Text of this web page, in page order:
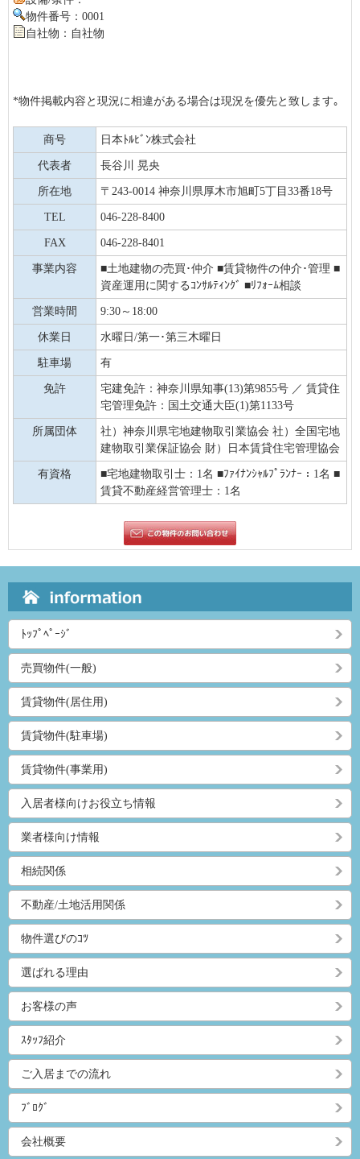
物件番号：0001
自社物：自社物
*物件掲載内容と現況に相違がある場合は現況を優先と致します｡
商号 日本ﾄﾙﾋﾞﾝ株式会社
代表者 長谷川 晃央
所在地 〒243-0014 神奈川県厚木市旭町5丁目33番18号
TEL 046-228-8400
FAX 046-228-8401
事業内容
■土地建物の売買･仲介 ■賃貸物件の仲介･管理 ■
資産運用に関するｺﾝｻﾙﾃｨﾝｸﾞ ■ﾘﾌｫｰﾑ相談
営業時間 9:30～18:00
休業日 水曜日/第一･第三木曜日
駐車場 有
免許
宅建免許：神奈川県知事(13)第9855号 ／ 賃貸住
宅管理免許：国土交通大臣(1)第1133号
所属団体
社）神奈川県宅地建物取引業協会 社）全国宅地
建物取引業保証協会 財）日本賃貸住宅管理協会
有資格
■宅地建物取引士：1名 ■ﾌｧｲﾅﾝｼｬﾙﾌﾟﾗﾝﾅｰ：1名 ■
賃貸不動産経営管理士：1名
ﾄｯﾌﾟﾍﾟｰｼﾞ
売買物件(一般)
賃貸物件(居住用)
賃貸物件(駐車場)
賃貸物件(事業用)
入居者様向けお役立ち情報
業者様向け情報
相続関係
不動産/土地活用関係
物件選びのｺﾂ
選ばれる理由
お客様の声
ｽﾀｯﾌ紹介
ご入居までの流れ
ﾌﾞﾛｸﾞ
会社概要